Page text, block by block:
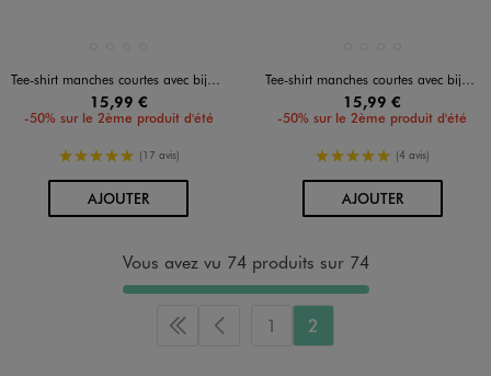
Tee-shirt manches courtes avec bijou sur l’avant femme
15,99 €
-50% sur le 2ème produit d'été
5/5 de moyenne
(17 avis)
AJOUTERAU PANIER
Tee-shirt manches courtes avec bijou sur l’avant femme
15,99 €
-50% sur le 2ème produit d'été
5/5 de moyenne
(4 avis)
AJOUTERAU PANIER
Vous avez vu 74 produits sur 74
Première page
Page précédente
1 2